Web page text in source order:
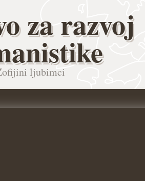
za razvoj
ljubimci